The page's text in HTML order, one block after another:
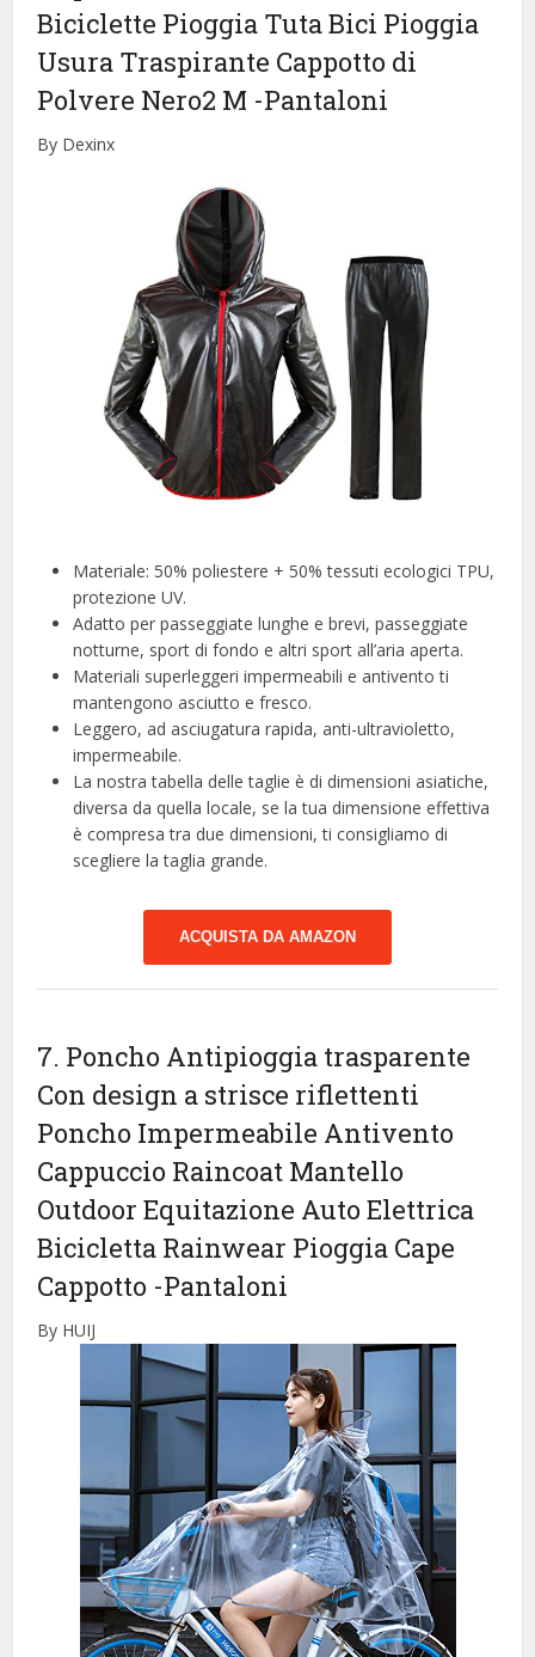
Biciclette Pioggia Tuta Bici Pioggia
Usura Traspirante Cappotto di
Polvere Nero2 M -Pantaloni
By Dexinx
Materiale: 50% poliestere + 50% tessuti ecologici TPU,
protezione UV.
Adatto per passeggiate lunghe e brevi, passeggiate
notturne, sport di fondo e altri sport all’aria aperta.
Materiali superleggeri impermeabili e antivento ti
mantengono asciutto e fresco.
Leggero, ad asciugatura rapida, anti-ultravioletto,
impermeabile.
La nostra tabella delle taglie è di dimensioni asiatiche,
diversa da quella locale, se la tua dimensione effettiva
è compresa tra due dimensioni, ti consigliamo di
scegliere la taglia grande.
ACQUISTA DA AMAZON
7. Poncho Antipioggia trasparente
Con design a strisce riflettenti
Poncho Impermeabile Antivento
Cappuccio Raincoat Mantello
Outdoor Equitazione Auto Elettrica
Bicicletta Rainwear Pioggia Cape
Cappotto -Pantaloni
By HUIJ